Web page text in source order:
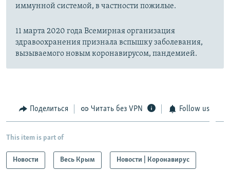
иммунной системой, в частности пожилые.
11 марта 2020 года Всемирная организация
здравоохранения признала вспышку заболевания,
вызываемого новым коронавирусом, пандемией.
Поделиться Читать без VPN Follow us
This item is part of
Новости Весь Крым Новости | Коронавирус